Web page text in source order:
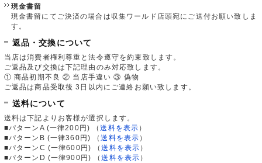
現金書留
現金書留にてご決済の場合は収集ワールド店頭宛にご送付お願い致しま
す。
返品・交換について
当店は消費者権利尊重と法令遵守を約束致します。
ご返品及び交換は下記理由のみ対応致します。
① 商品初期不良 ② 当店手違い ③ 偽物
ご返品は商品受取後 3日以内にご連絡お願い致します。
送料について
送料は下記よりお客様が選択します。
■パターンA (一律200円)
（送料を表示 ）
■パターンB (一律360円)
（送料を表示 ）
■パターンC (一律600円)
（送料を表示 ）
■パターンD (一律900円)
（送料を表示 ）